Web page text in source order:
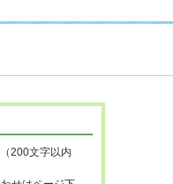
200文字以内